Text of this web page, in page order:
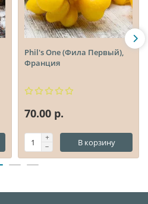
Phil's One (Фила Первый),
Франция
70.00 р.
В корзину